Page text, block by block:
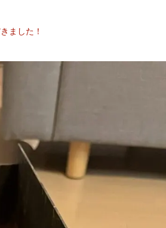
ました！